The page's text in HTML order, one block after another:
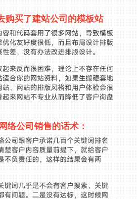
购买了建站公司的模板站
和代码套用了很多网站，导致模板
优化友好度很低，而且布局设计排版
差，没有办法改进排版设计。
起来反而很困难，理论上不存在任何
适合你的网站资料，如果生搬硬套地
站，网站的排版风格和用户体验会很
来网站不专业从而降低了客户询盘
络公司销售的话术：
公司跟客户承诺几百个关键词排名
楚客户内容质量前提下，就给客户
不负责任的，这样的结果会有两
键词几乎是不会有客户搜索，关键
有问题。二是没有达标，这时候网